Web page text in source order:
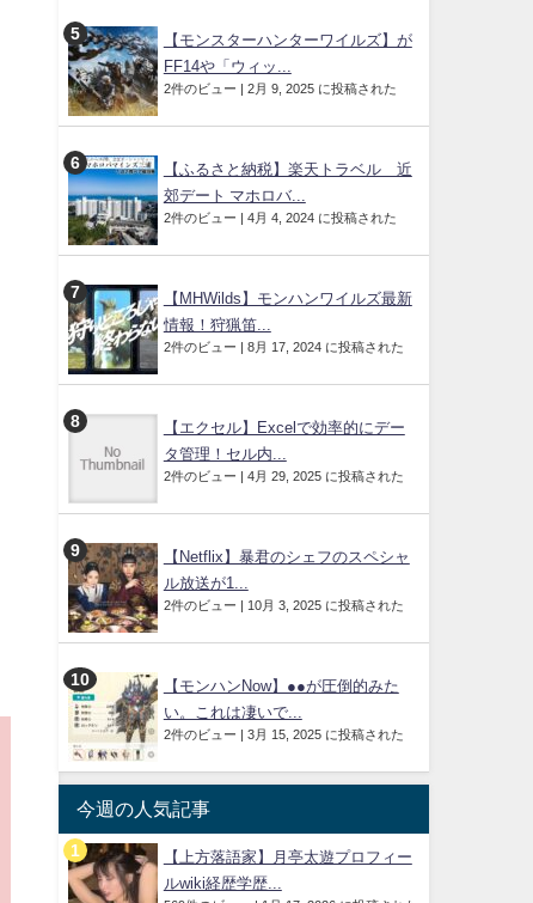
【モンスターハンターワイルズ】が
FF14や「ウィッ...
2件のビュー | 2月 9, 2025 に投稿された
【ふるさと納税】楽天トラベル 近
郊デート マホロバ...
2件のビュー | 4月 4, 2024 に投稿された
【MHWilds】モンハンワイルズ最新
情報！狩猟笛...
2件のビュー | 8月 17, 2024 に投稿された
【エクセル】Excelで効率的にデー
タ管理！セル内...
2件のビュー | 4月 29, 2025 に投稿された
【Netflix】暴君のシェフのスペシャ
ル放送が1...
2件のビュー | 10月 3, 2025 に投稿された
【モンハンNow】●●が圧倒的みた
い。これは凄いで...
2件のビュー | 3月 15, 2025 に投稿された
今週の人気記事
【上方落語家】月亭太遊プロフィー
ルwiki経歴学歴...